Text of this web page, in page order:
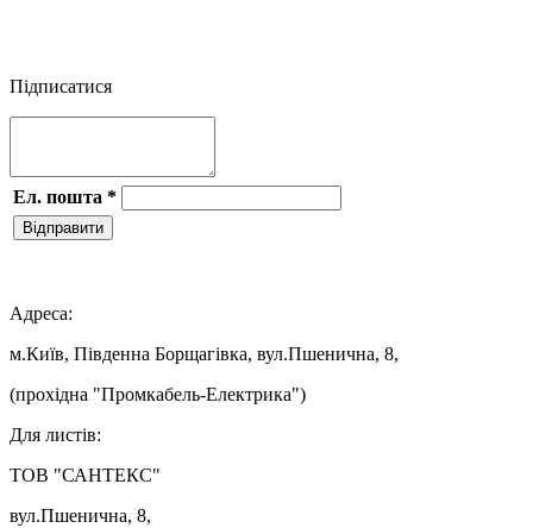
Підписатися
Ел. пошта *
Відправити
Адреса:
м.Київ, Південна Борщагівка, вул.Пшенична, 8,
(прохідна "Промкабель-Електрика")
Для листів:
ТОВ "САНТЕКС"
вул.Пшенична, 8,